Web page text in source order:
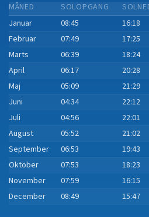
MÅNED SOLOPGANG
Januar
08:45 16:18
Februar
07:49 17:25
Marts
06:39 18:24
April
06:17 20:28
Maj
05:09 21:29
Juni
04:34 22:12
Juli
04:56 22:01
August
05:52 21:02
September
06:53 19:43
Oktober
07:53 18:23
November
07:59 16:15
December
08:49 15:47